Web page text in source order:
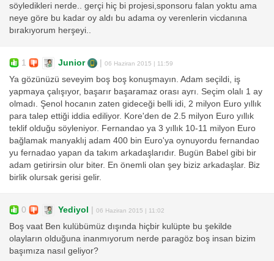
söyledikleri nerde.. gerçi hiç bi projesi,sponsoru falan yoktu ama
neye göre bu kadar oy aldı bu adama oy verenlerin vicdanına
bırakıyorum herşeyi..
1 Junior 06 Haziran 2015 | 11:59
Ya gözünüzü seveyim boş boş konuşmayın. Adam seçildi, iş
yapmaya çalışıyor, başarır başaramaz orası ayrı. Seçim olalı 1 ay
olmadı. Şenol hocanın zaten gideceği belli idi, 2 milyon Euro yıllık
para talep ettiği iddia ediliyor. Kore'den de 2.5 milyon Euro yıllık
teklif olduğu söyleniyor. Fernandao ya 3 yıllık 10-11 milyon Euro
bağlamak manyaklıj adam 400 bin Euro'ya oynuyordu fernandao
yu fernadao yapan da takım arkadaşlarıdır. Bugün Babel gibi bir
adam getirirsin olur biter. En önemli olan şey biziz arkadaşlar. Biz
birlik olursak gerisi gelir.
0 Yediyol 06 Haziran 2015 | 11:02
Boş vaat Ben kulübümüz dışında hiçbir kulüpte bu şekilde
olayların olduğuna inanmıyorum nerde paragöz boş insan bizim
başımıza nasıl geliyor?